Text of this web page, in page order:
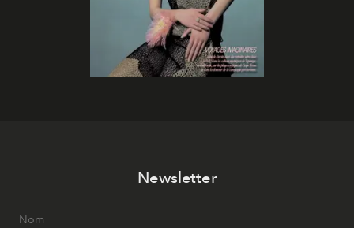
Newsletter